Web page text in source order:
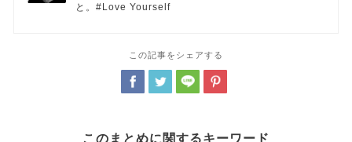
と。#Love Yourself
この記事をシェアする
このまとめに関するキーワード